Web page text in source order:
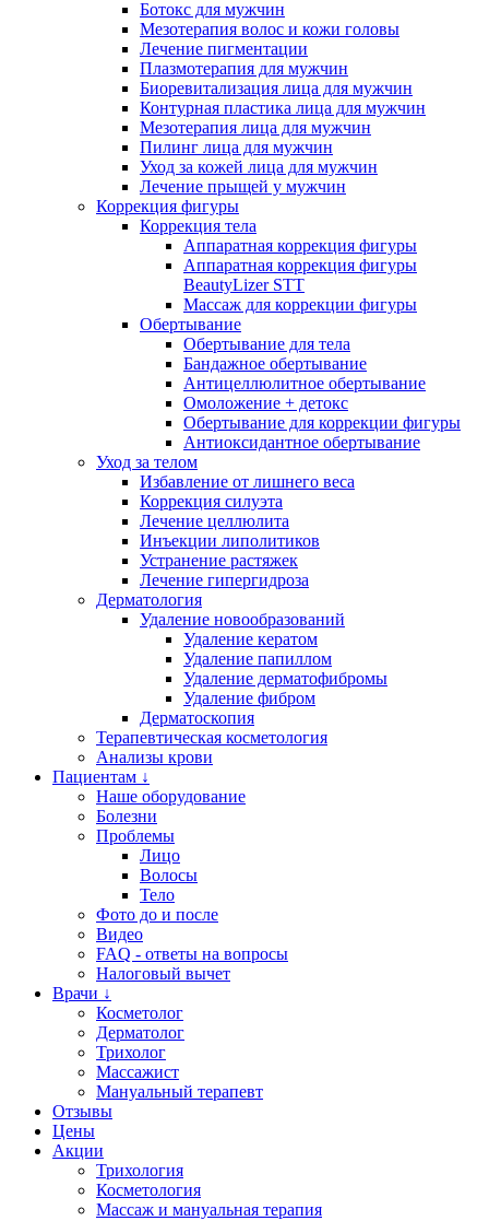
Ботокс для мужчин
Мезотерапия волос и кожи головы
Лечение пигментации
Плазмотерапия для мужчин
Биоревитализация лица для мужчин
Контурная пластика лица для мужчин
Мезотерапия лица для мужчин
Пилинг лица для мужчин
Уход за кожей лица для мужчин
Лечение прыщей у мужчин
Коррекция фигуры
Коррекция тела
Аппаратная коррекция фигуры
Аппаратная коррекция фигуры
BeautyLizer STT
Массаж для коррекции фигуры
Обертывание
Обертывание для тела
Бандажное обертывание
Антицеллюлитное обертывание
Омоложение + детокс
Обертывание для коррекции фигуры
Антиоксидантное обертывание
Уход за телом
Избавление от лишнего веса
Коррекция силуэта
Лечение целлюлита
Инъекции липолитиков
Устранение растяжек
Лечение гипергидроза
Дерматология
Удаление новообразований
Удаление кератом
Удаление папиллом
Удаление дерматофибромы
Удаление фибром
Дерматоскопия
Терапевтическая косметология
Анализы крови
Пациентам ↓
Наше оборудование
Болезни
Проблемы
Лицо
Волосы
Тело
Фото до и после
Видео
FAQ - ответы на вопросы
Налоговый вычет
Врачи ↓
Косметолог
Дерматолог
Трихолог
Массажист
Мануальный терапевт
Отзывы
Цены
Акции
Трихология
Косметология
Массаж и мануальная терапия